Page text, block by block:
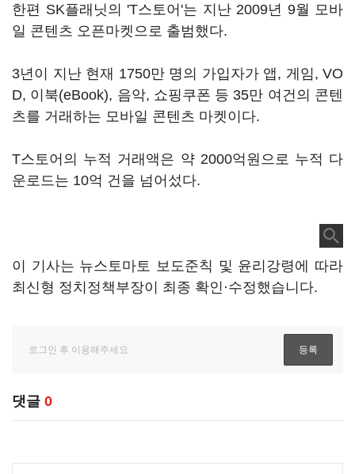
한편 SK플래닛의 'T스토어'는 지난 2009년 9월 모바
일 콘텐츠 오픈마켓으로 출범했다.
3년이 지난 현재 1750만 명의 가입자가 앱, 게임, VO
D, 이북(eBook), 음악, 쇼핑쿠폰 등 35만 여건의 콘텐
츠를 거래하는 모바일 콘텐츠 마켓이다.
T스토어의 누적 거래액은 약 2000억원으로 누적 다
운로드는 10억 건을 넘어섰다.
이 기사는 뉴스토마토 보도준칙 및 윤리강령에 따라
최신형 정치정책부장이 최종 확인·수정했습니다.
댓글 0